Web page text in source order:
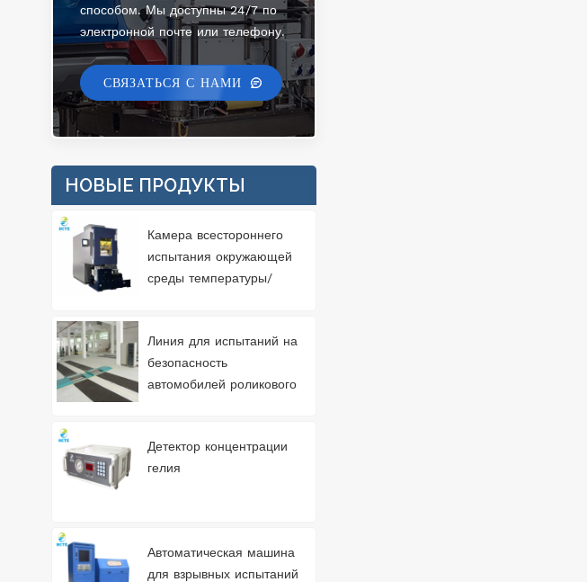
способом. Мы доступны 24/7 по
электронной почте или телефону.
СВЯЗАТЬСЯ С НАМИ
НОВЫЕ ПРОДУКТЫ
Камера всестороннего
испытания окружающей
среды температуры/
Линия для испытаний на
безопасность
автомобилей роликового
Детектор концентрации
гелия
Автоматическая машина
для взрывных испытаний